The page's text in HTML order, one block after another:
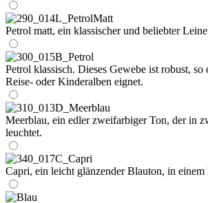
Petrol matt, ein klassischer und beliebter
Petrol klassisch. Dieses Gewebe ist robust, so
Reise- oder Kinderalben eignet.
Meerblau, ein edler zweifarbiger Ton, der in
leuchtet.
Capri, ein leicht glänzender Blauton, in